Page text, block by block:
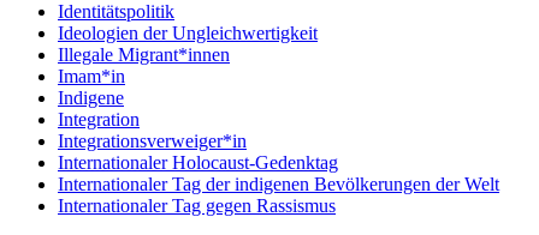
Identitätspolitik
Ideologien der Ungleichwertigkeit
Illegale Migrant*innen
Imam*in
Indigene
Integration
Integrationsverweiger*in
Internationaler Holocaust-Gedenktag
Internationaler Tag der indigenen Bevölkerungen der Welt
Internationaler Tag gegen Rassismus